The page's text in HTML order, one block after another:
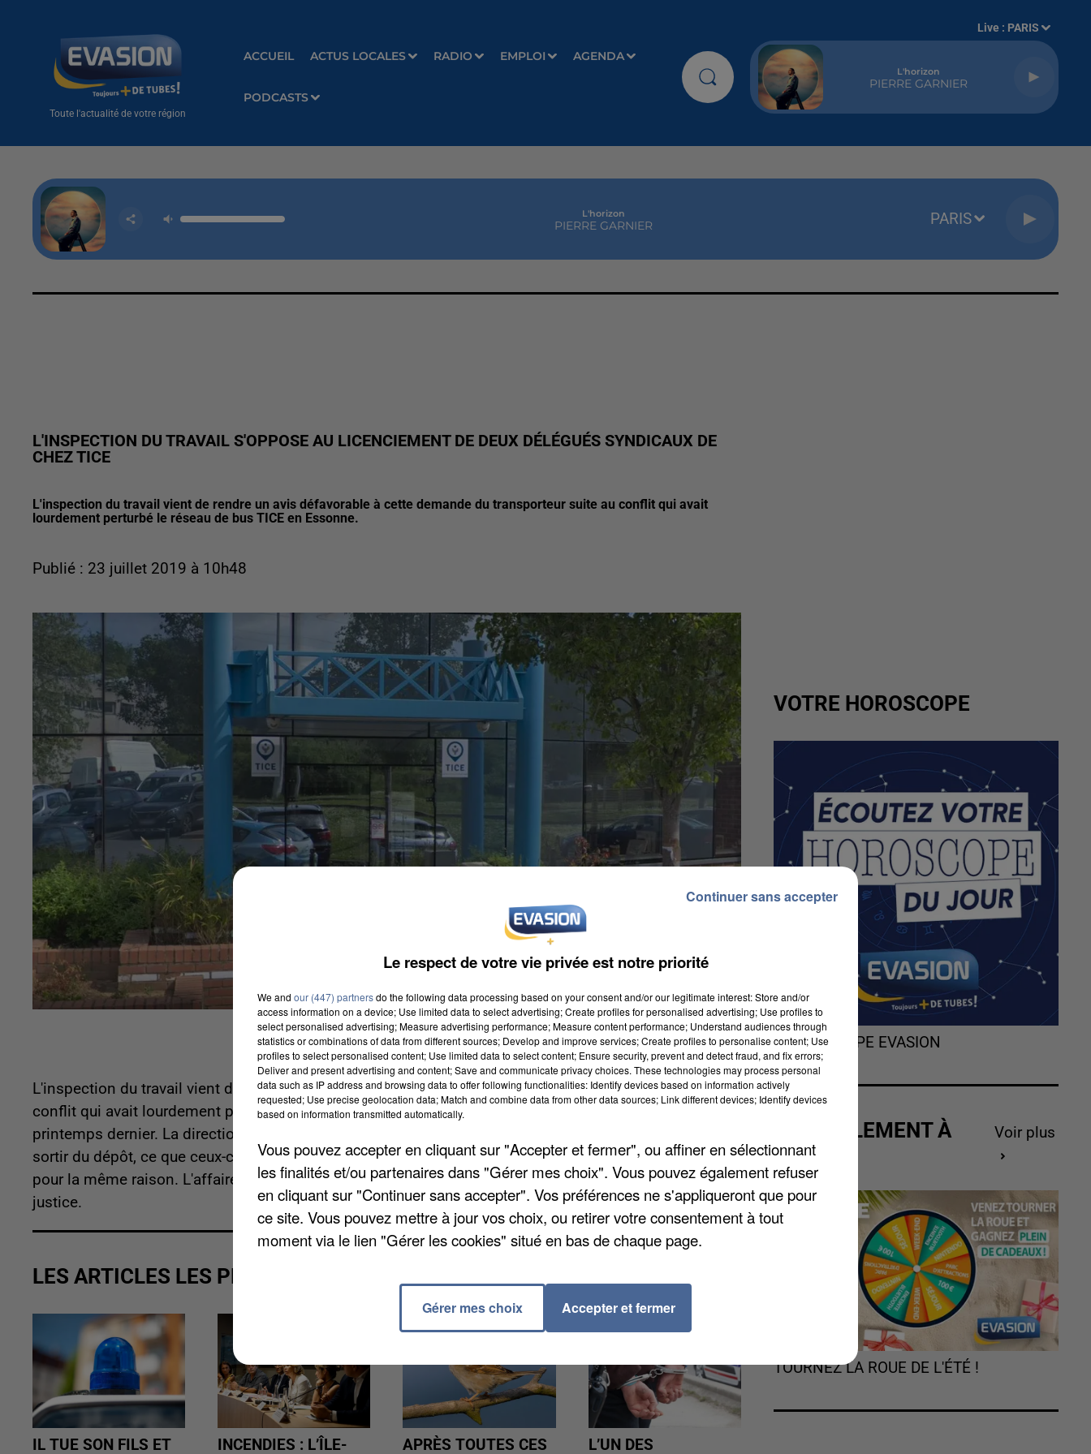
Toute l'actualité de votre région
ACCUEIL ACTUS LOCALES RADIO EMPLOI AGENDA
PODCASTS
Live : PARIS
L'horizon
PIERRE GARNIER
L'horizon
PIERRE GARNIER PARIS
L'INSPECTION DU TRAVAIL S'OPPOSE AU LICENCIEMENT DE DEUX DÉLÉGUÉS SYNDICAUX DE
CHEZ TICE
L'inspection du travail vient de rendre un avis défavorable à cette demande du transporteur suite au conflit qui avait
lourdement perturbé le réseau de bus TICE en Essonne.
Publié : 23 juillet 2019 à 10h48
L'inspection du travail vient de rendre un avis défavorable à cette demande du transporteur suite au
conflit qui avait lourdement perturbé le réseau de bus TICE en Essonne, durant trois semaines, au
printemps dernier. La direction reproche aux deux syndicalistes d'avoir empêché des véhicules de
sortir du dépôt, ce que ceux-ci contestent. Six autres salariés ont également été mis à pied cinq jours
pour la même raison. L'affaire n'est pas finie car les deux camps ont décidé de la porter devant la
justice.
LES ARTICLES LES PLUS VUS
IL TUE SON FILS ET
INCENDIES : L’ÎLE-
APRÈS TOUTES CES
L’UN DES
VOTRE HOROSCOPE
L'HOROSCOPE EVASION
ACTUELLEMENT À
GAGNER
Voir plus
TOURNEZ LA ROUE DE L'ÉTÉ !
Le respect de votre vie privée est notre priorité
We and our (447) partnersdo the following data processing based on your consent and/or our legitimate interest: Store and/or
access information on a device; Use limited data to select advertising; Create profiles for personalised advertising; Use profiles to
select personalised advertising; Measure advertising performance; Measure content performance; Understand audiences through
statistics or combinations of data from different sources; Develop and improve services; Create profiles to personalise content; Use
profiles to select personalised content; Use limited data to select content; Ensure security, prevent and detect fraud, and fix errors;
Deliver and present advertising and content; Save and communicate privacy choices. These technologies may process personal
data such as IP address and browsing data to offer following functionalities: Identify devices based on information actively
requested; Use precise geolocation data; Match and combine data from other data sources; Link different devices; Identify devices
based on information transmitted automatically.
Vous pouvez accepter en cliquant sur "Accepter et fermer", ou affiner en sélectionnant
les finalités et/ou partenaires dans "Gérer mes choix". Vous pouvez également refuser
en cliquant sur "Continuer sans accepter". Vos préférences ne s'appliqueront que pour
ce site. Vous pouvez mettre à jour vos choix, ou retirer votre consentement à tout
moment via le lien "Gérer les cookies" situé en bas de chaque page.
Gérer mes choix Accepter et fermer
Continuer sans accepter